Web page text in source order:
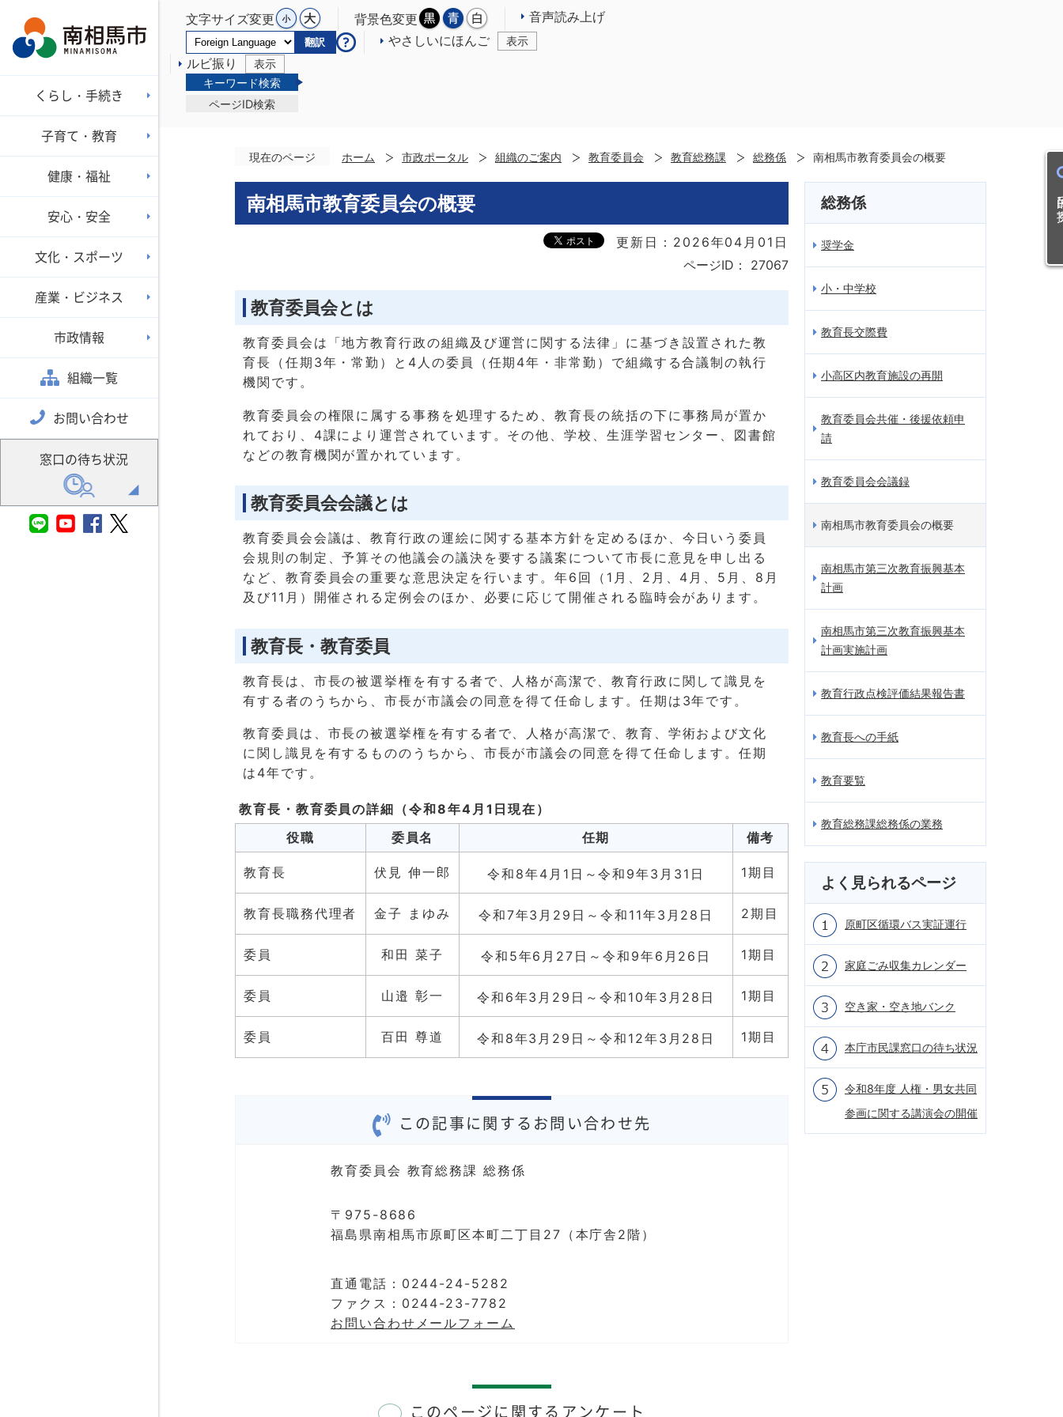
文字サイズ変更 背景色変更 音声読み上げ
翻訳 やさしいにほんご 表示
ルビ振り
表示
キーワード検索
ページID検索
くらし・手続き
子育て・教育
健康・福祉
安心・安全
文化・スポーツ
産業・ビジネス
市政情報
組織一覧
お問い合わせ
窓口の待ち状況
目
現在のページ ホーム 市政ポータル 組織のご案内 教育委員会 教育総務課 総務係 南相馬市教育委員会の概要
南相馬市教育委員会の概要
更新日：2026年04月01日
ページID：
27067
教育委員会とは
教育委員会は「地方教育行政の組織及び運営に関する法律」に基づき設置された教
育長（任期3年・常勤）と4人の委員（任期4年・非常勤）で組織する合議制の執行
機関です。
教育委員会の権限に属する事務を処理するため、教育長の統括の下に事務局が置か
れており、4課により運営されています。その他、学校、生涯学習センター、図書館
などの教育機関が置かれています。
教育委員会会議とは
教育委員会会議は、教育行政の運絵に関する基本方針を定めるほか、今日いう委員
会規則の制定、予算その他議会の議決を要する議案について市長に意見を申し出る
など、教育委員会の重要な意思決定を行います。年6回（1月、2月、4月、5月、8月
及び11月）開催される定例会のほか、必要に応じて開催される臨時会があります。
教育長・教育委員
教育長は、市長の被選挙権を有する者で、人格が高潔で、教育行政に関して識見を
有する者のうちから、市長が市議会の同意を得て任命します。任期は3年です。
教育委員は、市長の被選挙権を有する者で、人格が高潔で、教育、学術および文化
に関し識見を有するもののうちから、市長が市議会の同意を得て任命します。任期
は4年です。
教育長・教育委員の詳細（令和8年4月1日現在）
役職
委員名 任期 備考
教育長 伏見 伸一郎 令和8年4月1日～令和9年3月31日 1期目
教育長職務代理者 金子 まゆみ 令和7年3月29日～令和11年3月28日 2期目
委員 和田 菜子 令和5年6月27日～令和9年6月26日 1期目
委員 山邉 彰一 令和6年3月29日～令和10年3月28日 1期目
委員 百田 尊道 令和8年3月29日～令和12年3月28日 1期目
この記事に関するお問い合わせ先
教育委員会 教育総務課 総務係
〒975-8686
福島県南相馬市原町区本町二丁目27（本庁舎2階）
直通電話：0244-24-5282
ファクス：0244-23-7782
お問い合わせメールフォーム
このページに関するアンケート
総務係
奨学金
小・中学校
教育長交際費
小高区内教育施設の再開
教育委員会共催・後援依頼申
請
教育委員会会議録
南相馬市教育委員会の概要
南相馬市第三次教育振興基本
計画
南相馬市第三次教育振興基本
計画実施計画
教育行政点検評価結果報告書
教育長への手紙
教育要覧
教育総務課総務係の業務
よく見られるページ
原町区循環バス実証運行
家庭ごみ収集カレンダー
空き家・空き地バンク
本庁市民課窓口の待ち状況
令和8年度 人権・男女共同
参画に関する講演会の開催